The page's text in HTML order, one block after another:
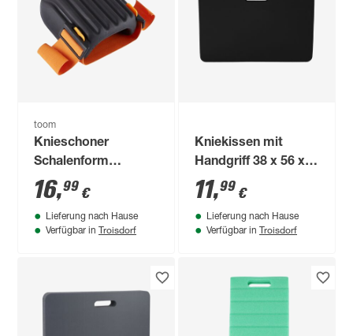
toom
Knieschoner
Schalenform
Schutzklasse 2
16,99 €
Lieferung nach Hause
Verfügbar in Troisdorf
Kniekissen mit
Handgriff 38 x 56 x
3,8 cm
11,99 €
Lieferung nach Hause
Verfügbar in Troisdorf